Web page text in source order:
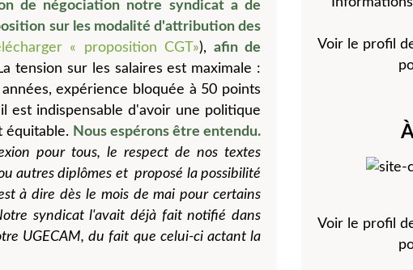
de négociation notre syndicat a de
sur les modalité d'attribution des
« proposition CGT»), afin de
tension sur les salaires est maximale :
expérience bloquée à 50 points
est indispensable d'avoir une politique
équitable. Nous espérons être entendu.
pour tous, le respect de nos textes
autres diplômes et proposé la possibilité
à dire dès le mois de mai pour certains
syndicat l'avait déjà fait notifié dans
UGECAM, du fait que celui-ci actant la
Voir le profil
Voir le profil